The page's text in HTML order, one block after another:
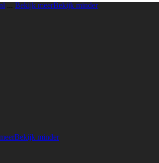
... Bekijk meerBekijk minder
Bekijk minder